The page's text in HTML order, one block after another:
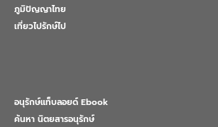
ภูมิปัญญาไทย
เที่ยวไปรักษ์ไป
อนุรักษ์แท็บลอยด์ Ebook
ค้นหา นิตยสารอนุรักษ์